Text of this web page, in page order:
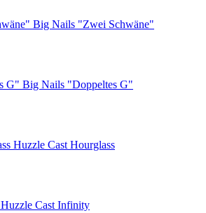
Big Nails "Zwei Schwäne"
Big Nails "Doppeltes G"
Huzzle Cast Hourglass
Huzzle Cast Infinity